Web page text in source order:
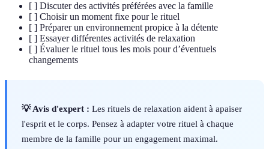
[ ] Discuter des activités préférées avec la famille
[ ] Choisir un moment fixe pour le rituel
[ ] Préparer un environnement propice à la détente
[ ] Essayer différentes activités de relaxation
[ ] Évaluer le rituel tous les mois pour d’éventuels
changements
💡 Avis d'expert : Les rituels de relaxation aident à apaiser
l'esprit et le corps. Pensez à adapter votre rituel à chaque
membre de la famille pour un engagement maximal.